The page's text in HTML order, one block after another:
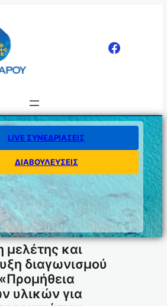
LIVE ΣΥΝΕΔΡΙΑΣΕΙΣ
ΔΙΑΒΟΥΛΕΥΣΕΙΣ
μελέτης και
διαγωνισμού
υλικών για